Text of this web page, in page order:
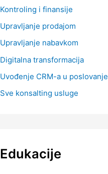
Kontroling i finansije
Upravljanje prodajom
Upravljanje nabavkom
Digitalna transformacija
Uvođenje CRM-a u poslovanje
Sve konsalting usluge
Edukacije